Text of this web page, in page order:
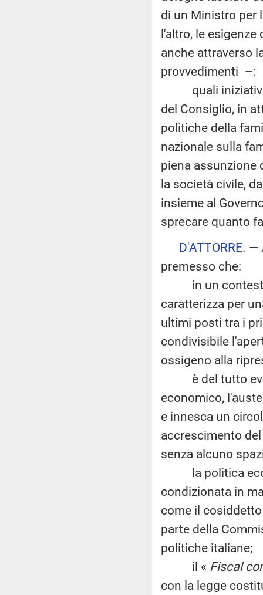
di un Ministro per
l'altro, le
anche attraverso
provvedimenti –:
quali iniziative
del Consiglio, in
politiche della
nazionale sulla
piena assunzione
la società civile,
insieme al
sprecare quanto
D'ATTORRE. —
premesso che:
in un contesto
caratterizza per
ultimi posti tra i
condivisibile
ossigeno alla
è del tutto
economico,
e innesca un
accrescimento
senza alcuno
la politica
condizionata in
come il cosiddetto
parte della
politiche italiane;
il « Fiscal
con la legge